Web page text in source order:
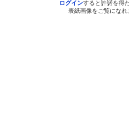
ログインすると許諾を得
表紙画像をご覧になれ